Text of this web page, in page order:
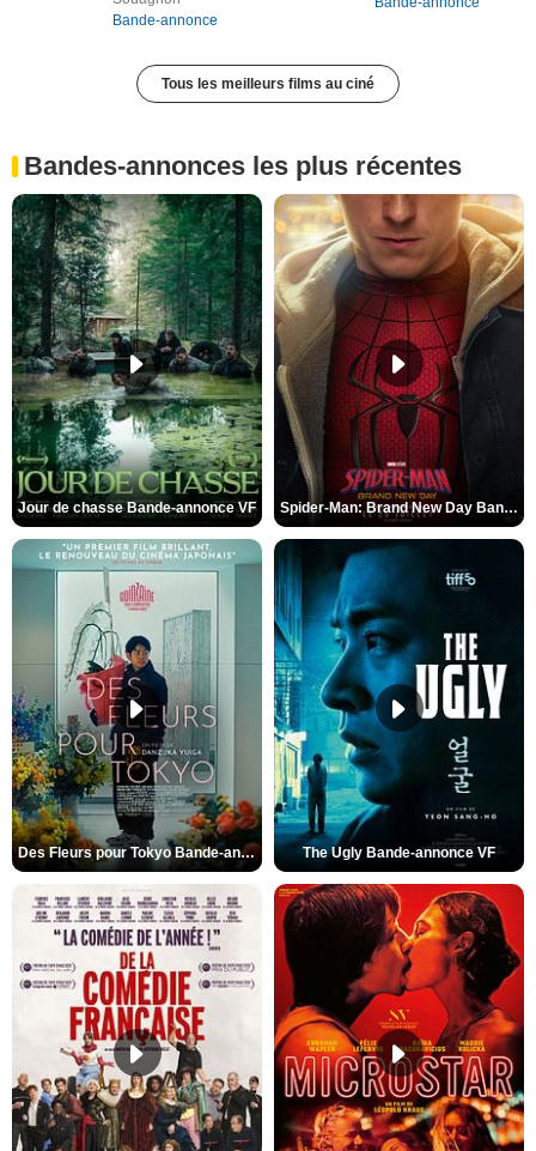
Bande-annonce
Tous les meilleurs films au ciné
Bandes-annonces les plus récentes
Jour de chasse Bande-annonce VF Spider-Man: Brand New Day Bande-annonce (3) VO STFR
Des Fleurs pour Tokyo Bande-annonce VO STFR The Ugly Bande-annonce VF